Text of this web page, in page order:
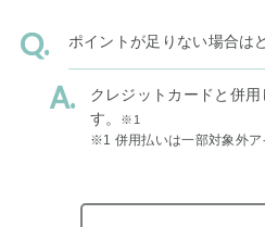
ポイントが足りない場合は
クレジットカードと併
す。
※1
※1 併用払いは一部対象外ア